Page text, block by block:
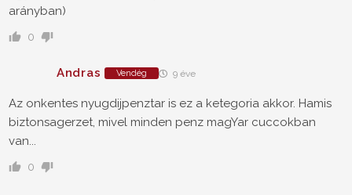
arányban)
0
Andras Vendég 9 éve
Az onkentes nyugdijpenztar is ez a ketegoria akkor. Hamis
biztonsagerzet, mivel minden penz magYar cuccokban
van...
0